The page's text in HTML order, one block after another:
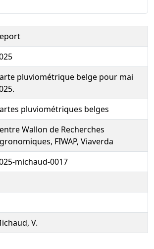
pluviométrique belge pour mai
pluviométriques belges
Wallon de Recherches
FIWAP, Viaverda
michaud-0017
V.